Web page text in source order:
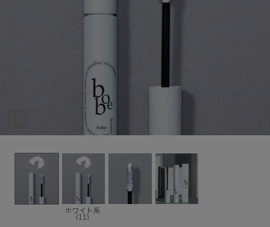
ホワイト系
(11)